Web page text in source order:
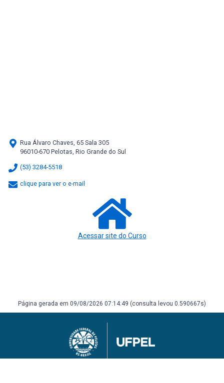
Rua Álvaro Chaves, 65 Sala 305
96010-670 Pelotas, Rio Grande do Sul
(53) 3284-5518
clique para ver o e-mail
Acessar site do Curso
Página gerada em 09/08/2026 07:14:49 (consulta levou 0.590667s)